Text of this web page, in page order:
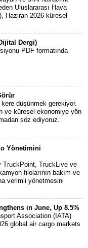
Uluslararası Hava
Haziran 2026 küresel
Dergi)
PDF formatında
düşünmek gerekiyor.
ve küresel ekonomiye yön
söz ediyoruz.
Yönetimini
TruckPoint, TruckLive ve
filolarının bakım ve
verimli yönetmesini
in June, Up 8.5%
Association (IATA)
global air cargo markets